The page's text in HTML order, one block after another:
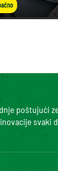
poštujući
svaki